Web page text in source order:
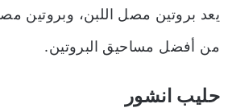
يعد بروتين مصل اللبن، وبروتين
من أفضل مساحيق البروتين.
حليب انشور